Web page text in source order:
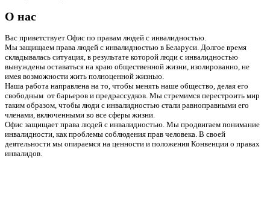
О нас
Вас приветствует Офис по правам людей с инвалидностью.
Мы защищаем права людей с инвалидностью в Беларуси. Долгое время
складывалась ситуация, в результате которой люди с инвалидностью
вынуждены оставаться на краю общественной жизни, изолированно, не
имея возможности жить полноценной жизнью.
Наша работа направлена на то, чтобы менять наше общество, делая его
свободным от барьеров и предрассудков. Мы стремимся перестроить мир
таким образом, чтобы люди с инвалидностью стали равноправными его
членами, включенными во все сферы жизни.
Офис защищает права людей с инвалидностью. Мы продвигаем понимание
инвалидности, как проблемы соблюдения прав человека. В своей
деятельности мы опираемся на ценности и положения Конвенции о правах
инвалидов.